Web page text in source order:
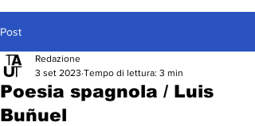
Post
Poesia spagnola / Luis
Buñuel
Redazione
3 set 2023 Tempo di lettura: 3 min